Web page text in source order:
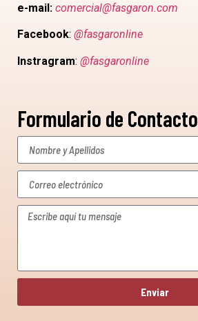
e-mail: comercial@fasgaron.com
Facebook: @fasgaronline
Instragram: @fasgaronline
Enviar
Formulario de Contacto